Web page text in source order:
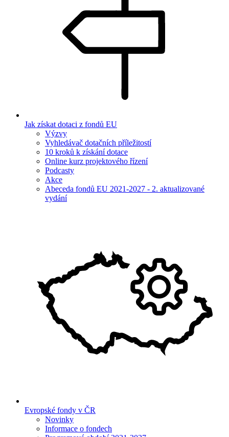
Jak získat dotaci z fondů EU
Výzvy
Vyhledávač dotačních příležitostí
10 kroků k získání dotace
Online kurz projektového řízení
Podcasty
Akce
Abeceda fondů EU 2021-2027 - 2. aktualizované
vydání
Evropské fondy v ČR
Novinky
Informace o fondech